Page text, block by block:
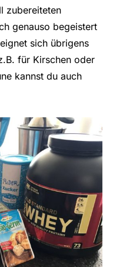
zubereiteten
genauso begeistert
sich übrigens
für Kirschen oder
kannst du auch